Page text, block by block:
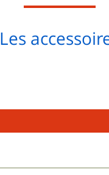
Les